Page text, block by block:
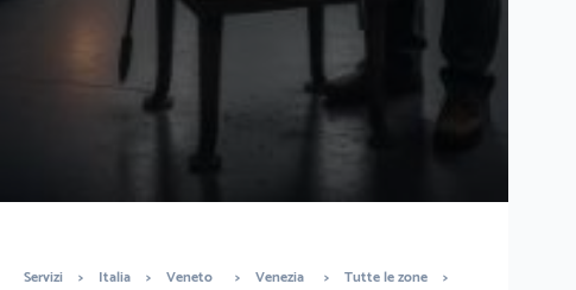
Servizi > Italia > Veneto > Venezia > Tutte le zone >